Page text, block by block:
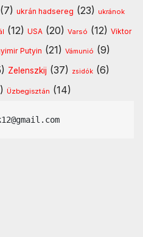
(7) ukrán hadsereg (23) ukránok
(12) USA (20) Varsó (12) Viktor
Putyin (21) Vámunió (9)
Zelenszkij (37) zsidók (6)
Üzbegisztán (14)